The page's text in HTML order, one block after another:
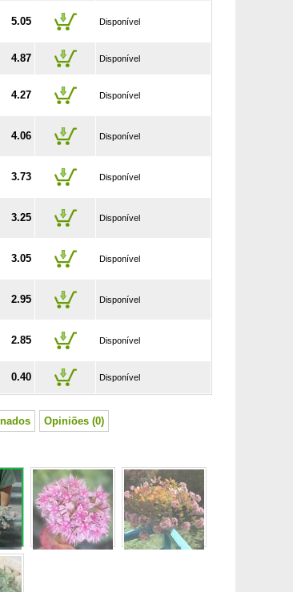
5.05 Disponível
4.87 Disponível
4.27 Disponível
4.06 Disponível
3.73 Disponível
3.25 Disponível
3.05 Disponível
2.95 Disponível
2.85 Disponível
0.40 Disponível
Opiniões (0)